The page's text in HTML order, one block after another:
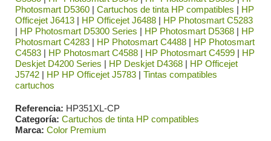
Photosmart D5360 | Cartuchos de tinta HP compatibles | HP
Officejet J6413 | HP Officejet J6488 | HP Photosmart C5283
| HP Photosmart D5300 Series | HP Photosmart D5368 | HP
Photosmart C4283 | HP Photosmart C4488 | HP Photosmart
C4583 | HP Photosmart C4588 | HP Photosmart C4599 | HP
Deskjet D4200 Series | HP Deskjet D4368 | HP Officejet
J5742 | HP HP Officejet J5783 | Tintas compatibles
cartuchos
Referencia HP351XL-CP
Categoría Cartuchos de tinta HP compatibles
Marca Color Premium